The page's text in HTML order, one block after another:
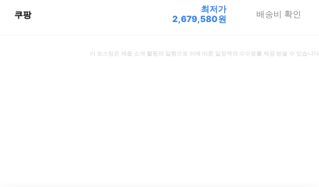
쿠팡
최저가
2,679,580원 배송비 확인
이 포스팅은 제품 소개 활동의 일환으로 이에 따른 일정액의 수수료를 제공 받을 수 있습니다